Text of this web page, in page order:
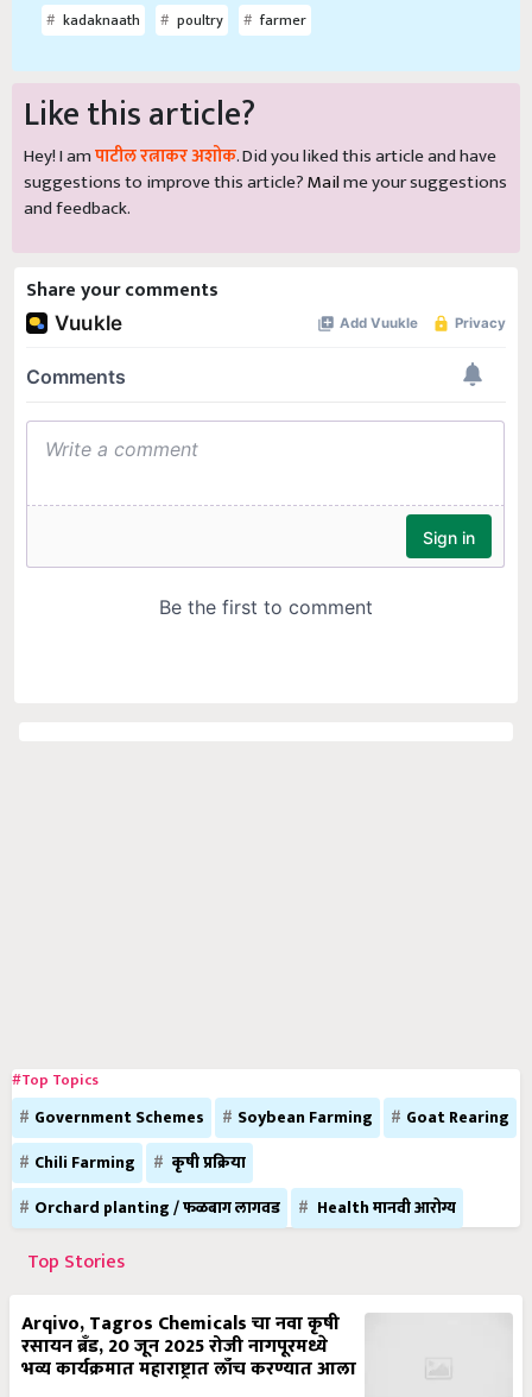
kadaknaath poultry farmer
Like this article?
Hey! I amपाटील रत्नाकर अशोक. Did you liked this article and have
suggestions to improve this article?Mailme your suggestions
and feedback.
Share your comments
#Top Topics
Government Schemes Soybean Farming
Goat Rearing
Chili Farming
कृषी प्रक्रिया
Orchard planting / फळबाग लागवड
Health मानवी आरोग्य
Top Stories
Arqivo, Tagros Chemicals चा नवा कृषी
रसायन ब्रँड, 20 जून 2025 रोजी नागपूरमध्ये
भव्य कार्यक्रमात महाराष्ट्रात लाँच करण्यात आला